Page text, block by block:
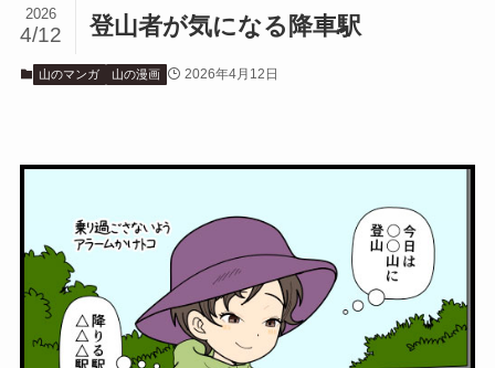
登山者が気になる降車駅
2026
4/12
山のマンガ 山の漫画 2026年4月12日